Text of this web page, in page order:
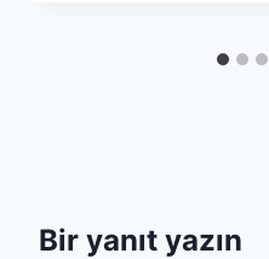
Bir yanıt yazın